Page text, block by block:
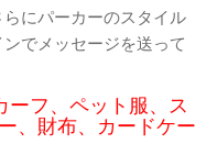
にパーカーのスタイル
でメッセージを送って
フ、ペット服、ス
、財布、カードケー